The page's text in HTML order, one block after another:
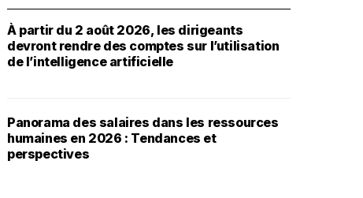
À partir du 2 août 2026, les dirigeants
devront rendre des comptes sur l’utilisation
de l’intelligence artificielle
Panorama des salaires dans les ressources
humaines en 2026 : Tendances et
perspectives